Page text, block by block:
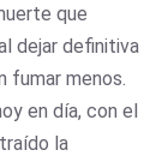
que
dejar definitiva
fumar menos.
en día, con el
la